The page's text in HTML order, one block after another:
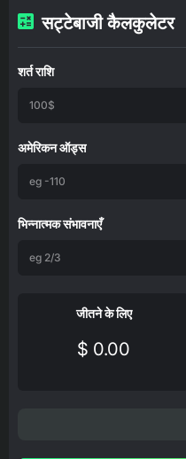
सट्टेबाजी कैलकुलेटर
शर्त राशि
अमेरिकन ऑड्स
भिन्नात्मक संभावनाएँ
जीतने के लिए
$ 0.00